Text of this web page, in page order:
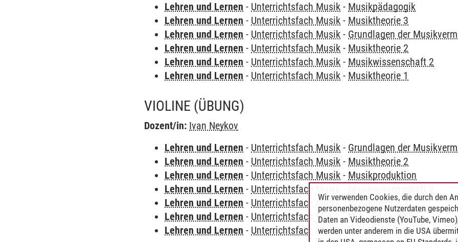
Lehren und Lernen - Unterrichtsfach Musik - Musikpädagogik
Lehren und Lernen - Unterrichtsfach Musik - Musiktheorie 3
Lehren und Lernen - Unterrichtsfach Musik - Grundlagen der
Lehren und Lernen - Unterrichtsfach Musik - Musiktheorie 2
Lehren und Lernen - Unterrichtsfach Musik - Musikwissenschaft 2
Lehren und Lernen - Unterrichtsfach Musik - Musiktheorie 1
VIOLINE (ÜBUNG)
Dozent/in: Ivan Neykov
Lehren und Lernen - Unterrichtsfach Musik - Grundlagen der
Lehren und Lernen - Unterrichtsfach Musik - Musiktheorie 2
Lehren und Lernen - Unterrichtsfach Musik - Musikproduktion
Lehren und Lernen - Unterrichtsfach Musik
Lehren und Lernen - Unterrichtsfach Musik-Musiktheorie 3
Lehren und Lernen - Unterrichtsfach Musik-Musikpädagogik
Lehren und Lernen - Unterrichtsfach Musik-Musiktheorie 1
Wir verwenden Cookies, die durch den
personenbezogene Nutzerdaten
Daten an Videodienste (YouTube,
werden unter anderem in die USA